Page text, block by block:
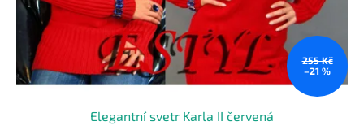
255 Kč
–21 %
Elegantní svetr Karla II červená